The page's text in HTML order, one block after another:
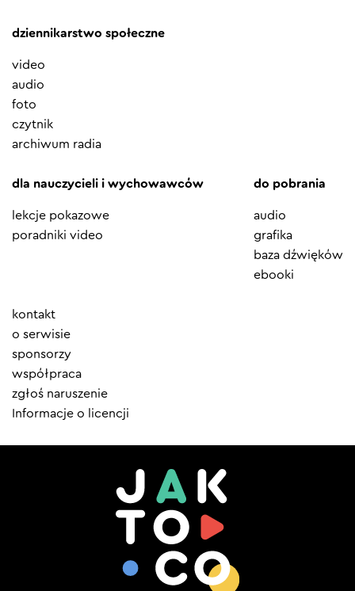
dziennikarstwo społeczne
video
audio
foto
czytnik
archiwum radia
dla nauczycieli i wychowawców
lekcje pokazowe
poradniki video
do pobrania
audio
grafika
baza dźwięków
ebooki
Element
menu
kontakt
o serwisie
sponsorzy
współpraca
zgłoś naruszenie
Informacje o licencji